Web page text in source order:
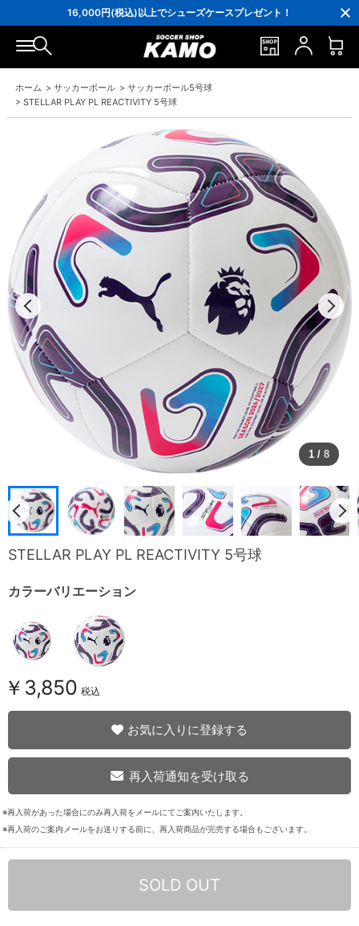
16,000円(税込)以上でシューズケースプレゼント！
3,300円(税込)以上で送料無料！
ホーム > サッカーボール > サッカーボール5号球
> STELLAR PLAY PL REACTIVITY 5号球
1 / 8
STELLAR PLAY PL REACTIVITY 5号球
カラーバリエーション
￥3,850 税込
お気に入りに登録する
再入荷通知を受け取る
※再入荷があった場合にのみ再入荷をメールにてご案内いたします。
※再入荷のご案内メールをお送りする前に、再入荷商品が完売する場合もございます。
SOLD OUT